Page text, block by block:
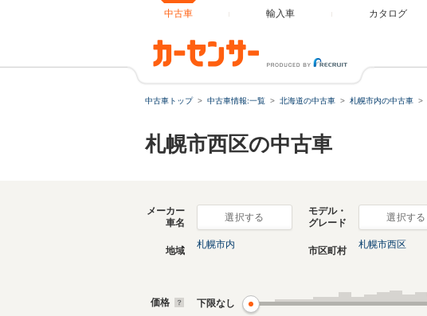
中古車 輸入車 カタログ
中古車トップ 中古車情報:一覧 北海道の中古車 札幌市内の中古車
札幌市西区の中古車
メーカー
車名
選択する
モデル・
グレード
選択する
地域
札幌市内
市区町村
札幌市西区
価格 下限なし